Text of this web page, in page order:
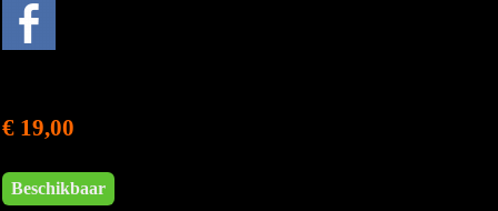
€ 19,00
Beschikbaar